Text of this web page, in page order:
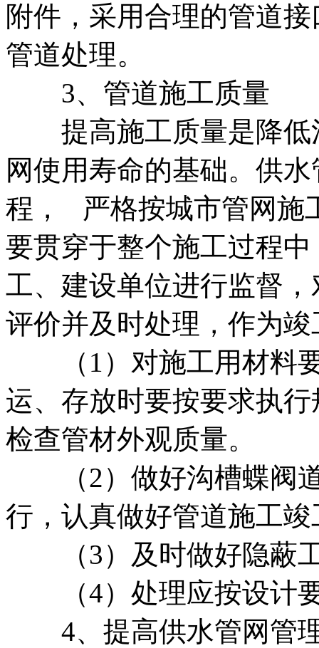
附件，采用合理的管道
管道处理。
3、管道施工质量
提高施工质量是降低
网使用寿命的基础。供
程， 严格按城市管网施
要贯穿于整个施工过程
工、建设单位进行监督
评价并及时处理，作为
（1）对施工用材料要
运、存放时要按要求执
检查管材外观质量。
（2）做好沟槽蝶阀道
行，认真做好管道施工
（3）及时做好隐蔽工
（4）处理应按设计
4、提高供水管网管